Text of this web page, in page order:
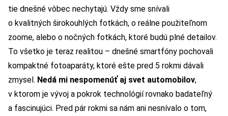
tie dnešné vôbec nechytajú. Vždy sme snívali
o kvalitných širokouhlých fotkách, o reálne použiteľnom
zoome, alebo o nočných fotkách, ktoré budú plné detailov.
To všetko je teraz realitou – dnešné smartfóny pochovali
kompaktné fotoaparáty, ktoré ešte pred 5 rokmi dávali
zmysel. Nedá mi nespomenúť aj svet automobilov,
v ktorom je vývoj a pokrok technológií rovnako badateľný
a fascinujúci. Pred pár rokmi sa nám ani nesnívalo o tom,